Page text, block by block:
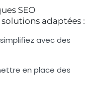
SEO
adaptées :
avec des
en place des